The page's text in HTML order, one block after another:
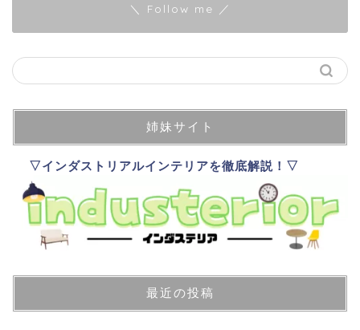
＼ Follow me ／
姉妹サイト
▽インダストリアルインテリアを徹底解説！▽
最近の投稿